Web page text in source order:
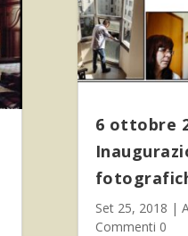
6 ottobre
Set 25, 2018 |
Commenti 0